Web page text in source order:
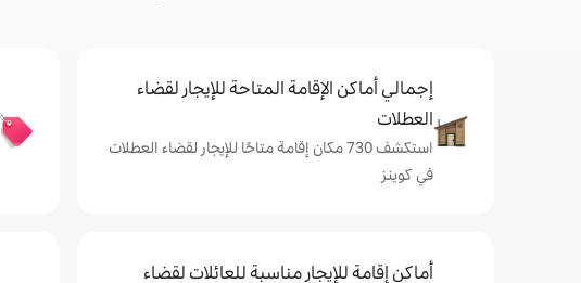
إجمالي أماكن الإقامة المتاحة للإيجار لقضاء
العطلات
استكشف 730 مكان إقامة متاحًا للإيجار لقضاء العطلات
في كوينز
أماكن إقامة للإيجار مناسبة للعائلات لقضاء